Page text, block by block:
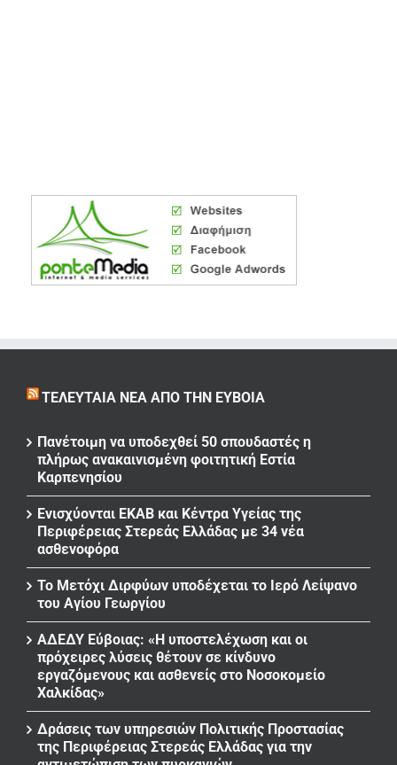
ΤΕΛΕΥΤΑΊΑ ΝΈΑ ΑΠΌ ΤΗΝ ΕΎΒΟΙΑ
Πανέτοιμη να υποδεχθεί 50 σπουδαστές η
πλήρως ανακαινισμένη φοιτητική Εστία
Καρπενησίου
Ενισχύονται ΕΚΑΒ και Κέντρα Υγείας της
Περιφέρειας Στερεάς Ελλάδας με 34 νέα
ασθενοφόρα
Το Μετόχι Διρφύων υποδέχεται το Ιερό Λείψανο
του Αγίου Γεωργίου
ΑΔΕΔΥ Εύβοιας: «Η υποστελέχωση και οι
πρόχειρες λύσεις θέτουν σε κίνδυνο
εργαζόμενους και ασθενείς στο Νοσοκομείο
Χαλκίδας»
Δράσεις των υπηρεσιών Πολιτικής Προστασίας
της Περιφέρειας Στερεάς Ελλάδας για την